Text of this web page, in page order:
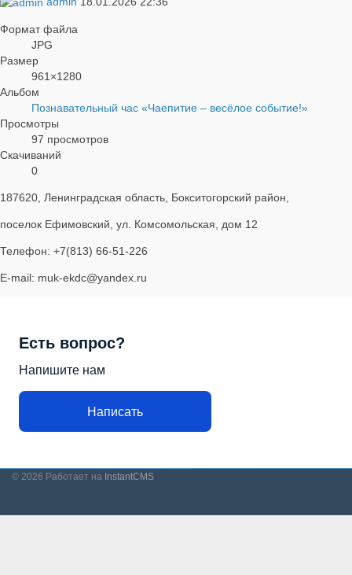
Формат файла
JPG
Размер
961×1280
Альбом
Познавательный час «Чаепитие – весёлое событие!»
Просмотры
97 просмотров
Скачиваний
0
187620, Ленинградская область, Бокситогорский район,
поселок Ефимовский, ул. Комсомольская, дом 12
Телефон: +7(813) 66-51-226
E-mail: muk-ekdc@yandex.ru
Есть вопрос?
Напишите нам
Написать
© 2026 Работает на InstantCMS